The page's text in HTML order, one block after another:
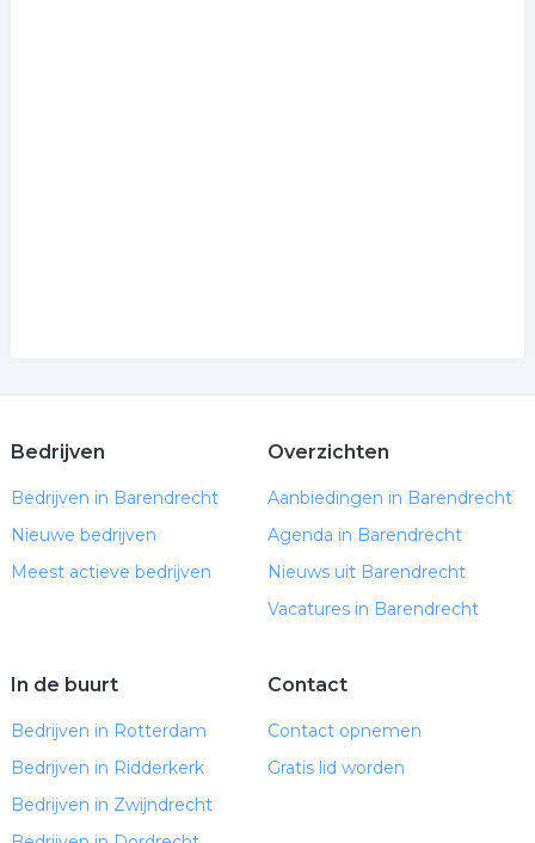
Bedrijven
Bedrijven in Barendrecht
Nieuwe bedrijven
Meest actieve bedrijven
Overzichten
Aanbiedingen in Barendrecht
Agenda in Barendrecht
Nieuws uit Barendrecht
Vacatures in Barendrecht
In de buurt
Bedrijven in Rotterdam
Bedrijven in Ridderkerk
Bedrijven in Zwijndrecht
Contact
Contact opnemen
Gratis lid worden